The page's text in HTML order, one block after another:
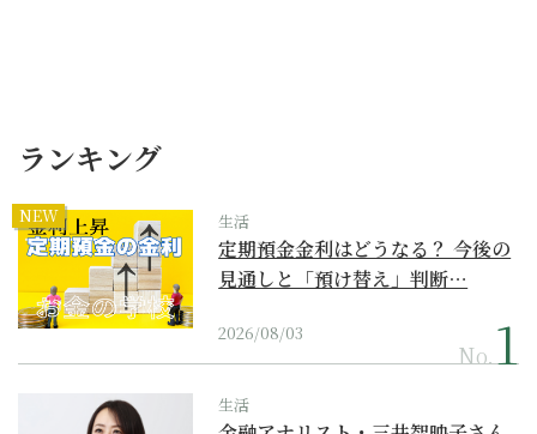
ランキング
NEW 生活
定期預金金利はどうなる？ 今後の
見通しと「預け替え」判断…
2026/08/03
No.
生活